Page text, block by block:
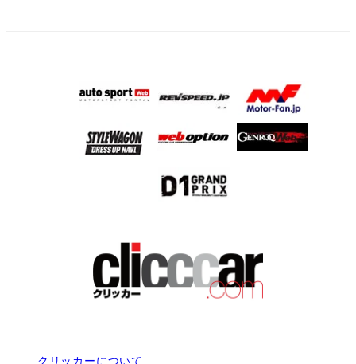
クリッカーについて